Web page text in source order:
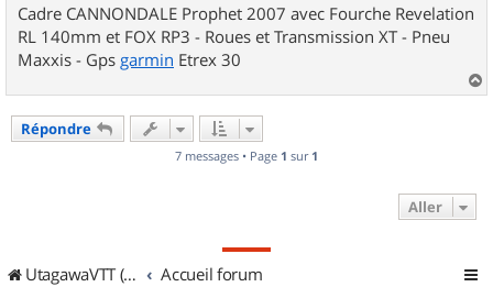
Cadre CANNONDALE Prophet 2007 avec Fourche Revelation
RL 140mm et FOX RP3 - Roues et Transmission XT - Pneu
Maxxis - Gps garmin Etrex 30
a
Répondre
7 messages • Page 1 sur 1
Aller
UtagawaVTT (Randos VTT et VTTAE avec traces GPS) Accueil forum